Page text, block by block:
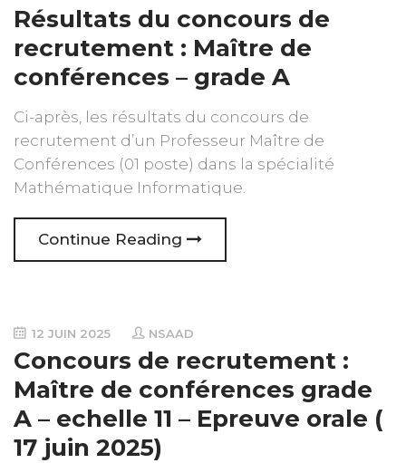
Résultats du concours de
recrutement : Maître de
conférences – grade A
Ci-après, les résultats du concours de
recrutement d’un Professeur Maître de
Conférences (01 poste) dans la spécialité
Mathématique Informatique.
Continue Reading
12 JUIN 2025 NSAAD
Concours de recrutement :
Maître de conférences grade
A – echelle 11 – Epreuve orale (
17 juin 2025)